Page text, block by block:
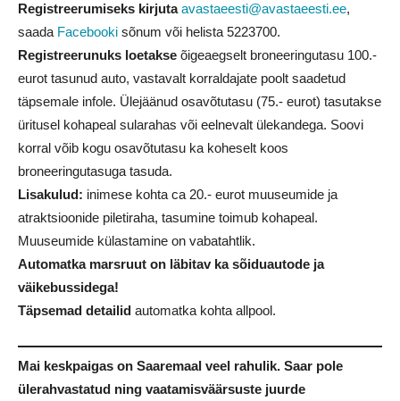
Registreerumiseks kirjuta avastaeesti@avastaeesti.ee,
saada Facebooki sõnum või helista 5223700.
Registreerunuks loetakse õigeaegselt broneeringutasu 100.-
eurot tasunud auto, vastavalt korraldajate poolt saadetud
täpsemale infole. Ülejäänud osavõtutasu (75.- eurot) tasutakse
üritusel kohapeal sularahas või eelnevalt ülekandega. Soovi
korral võib kogu osavõtutasu ka koheselt koos
broneeringutasuga tasuda.
Lisakulud: inimese kohta ca 20.- eurot muuseumide ja
atraktsioonide piletiraha, tasumine toimub kohapeal.
Muuseumide külastamine on vabatahtlik.
Automatka marsruut on läbitav ka sõiduautode ja
väikebussidega!
Täpsemad detailid automatka kohta allpool.
Mai keskpaigas on Saaremaal veel rahulik. Saar pole
ülerahvastatud ning vaatamisväärsuste juurde